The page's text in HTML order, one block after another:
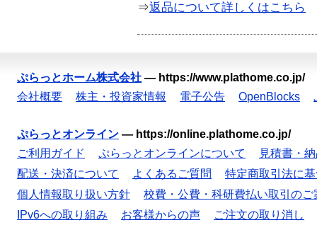
⇒返品について詳しくはこちら
ぷらっとホーム株式会社 — https://www.plathome.co.jp/
会社概要
株主・投資家情報 電子公告 OpenBlocks
ぷらっとオンライン — https://online.plathome.co.jp/
ご利用ガイド
ぷらっとオンラインについて
見積書・
配送・決済について
よくあるご質問
特定商取引法に
個人情報取り扱い方針
校費・公費・科研費払い取引のご
IPv6への取り組み
お客様からの声 ご注文の取り消し